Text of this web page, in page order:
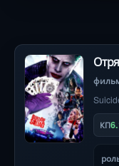
КП